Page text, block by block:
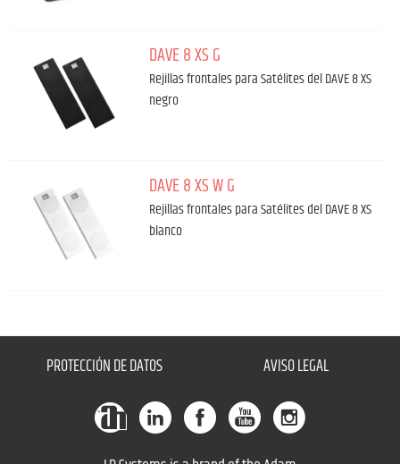
DAVE 8 XS G
Rejillas frontales para Satélites del DAVE 8 XS
negro
DAVE 8 XS W G
Rejillas frontales para Satélites del DAVE 8 XS
blanco
PROTECCIÓN DE DATOS AVISO LEGAL